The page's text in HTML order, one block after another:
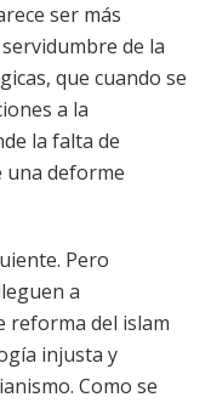
ser más
de la
que cuando se
a la
la falta de
una deforme
Pero
a
reforma del islam
injusta y
Como se